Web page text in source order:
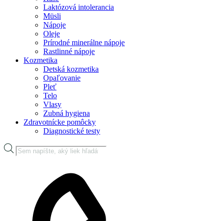
Laktózová intolerancia
Müsli
Nápoje
Oleje
Prírodné minerálne nápoje
Rastlinné nápoje
Kozmetika
Detská kozmetika
Opaľovanie
Pleť
Telo
Vlasy
Zubná hygiena
Zdravotnícke pomôcky
Diagnostické testy
Products
search